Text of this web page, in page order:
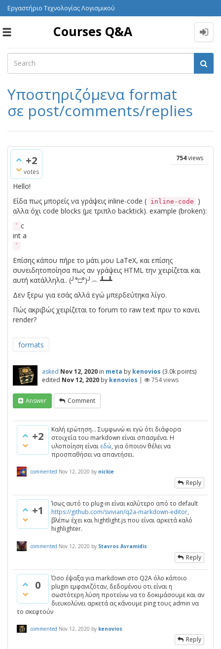
Εργαστήριο Τεχνολογίας Λογισμικού
Toggle
Courses Q&A
Υποστηριζόμενα format
σε post/comments/replies
+2
votes
754views
Hello!
Είδα πως μπορείς να γράψεις inline-code ( inline-code
)
αλλα όχι code blocks (με τριπλο backtick). example (broken):
` c
int a
`
Επίσης κάπου πήρε το μάτι μου LaTeX, και επίσης
συνειδητοποίησα πως αν γράψεις HTML την χειρίζεται και
αυτή κατάλληλα.. (╯°□°)╯︵ ┻━┻
Δεν ξερω για εσάς αλλά εγώ μπερδεύτηκα λίγο.
Πώς ακριβώς χειρίζεται το forum το raw text πριν το κανει
render?
formats
asked Nov 12, 2020 in meta by kenovios (3.0k points)
edited Nov 12, 2020 by kenovios | 754views
Answer Comment
+2
Καλή ερώτηση... Συμφωνώ κι εγώ ότι διάφορα
στοιχεία του markdown είναι σπασμένα. Η
υλοποίηση είναι εδώ, για όποιον θέλει να
προσπαθήσει να απαντήσει.
commented Nov 12, 2020 by nickie
Reply
+1
Ίσως αυτό το plug-in είναι καλύτερο από το default
https://github.com/svivian/q2a-markdown-editor,
βλέπω έχει και hightlight.js που είναι αρκετά καλό
highlighter.
commented Nov 12, 2020 by Stavros Avramidis
Reply
0
Όσο έψαξα για markdown στο Q2A όλο κάποιο
plugin εμφανιζόταν, δεδομένου οτι είναι η
σωστότερη λύση προτείνω να το δοκιμάσουμε και αν
διευκολύνει αρκετά ας κάνουμε ping τους admin να
το σκεφτούν
commented Nov 12, 2020 by kenovios
Reply